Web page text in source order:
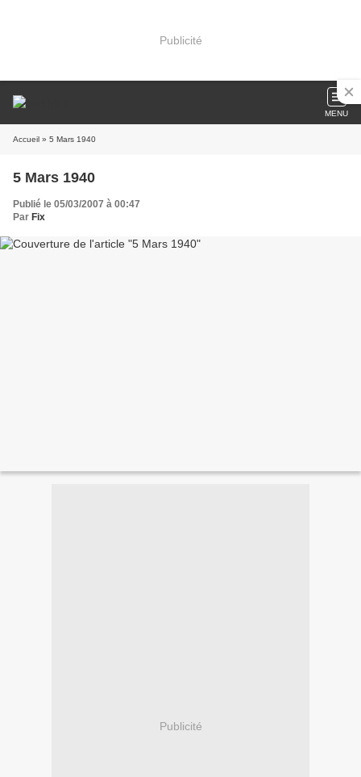
Publicité
MENU
Accueil » 5 Mars 1940
5 Mars 1940
Publié le 05/03/2007 à 00:47
Par Fix
Publicité